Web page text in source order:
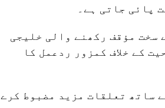
پائی جاتی ہے۔
سخت مؤقف رکھنے والی خلیجی
کے خلاف کمزور ردعمل کا
ساتھ تعلقات مزید مضبوط کرے